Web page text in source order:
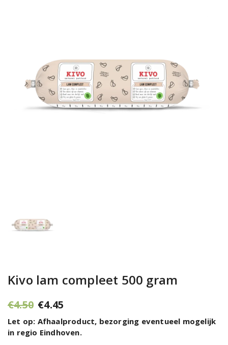
Kivo lam compleet 500 gram
€4.50 Oorspronkelijke
prijs
was:
€4.50.
€4.45
prijs
is:
€4.45.
Let op: Afhaalproduct, bezorging eventueel mogelijk
in regio Eindhoven.